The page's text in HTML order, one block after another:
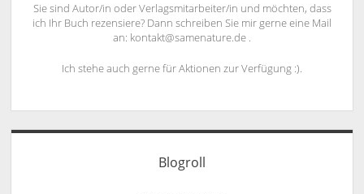
Sie sind Autor/in oder Verlagsmitarbeiter/in und möchten, dass
ich Ihr Buch rezensiere? Dann schreiben Sie mir gerne eine Mail
an: kontakt@samenature.de .
Ich stehe auch gerne für Aktionen zur Verfügung :).
Blogroll